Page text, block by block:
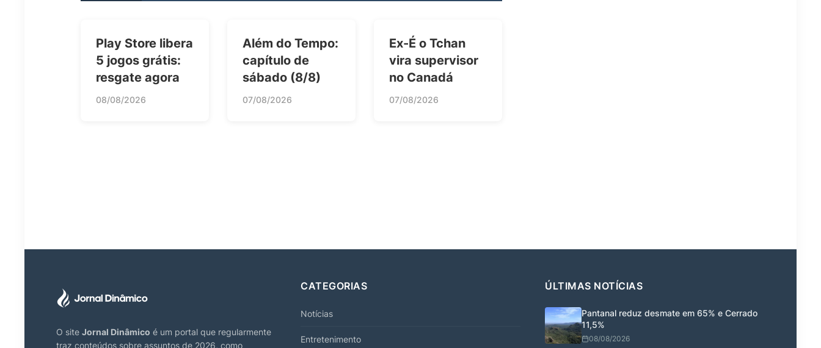
Play Store libera
5 jogos grátis:
resgate agora
08/08/2026
Além do Tempo:
capítulo de
sábado (8/8)
07/08/2026
Ex-É o Tchan
vira supervisor
no Canadá
07/08/2026
O site Jornal Dinâmico é um portal que regularmente
traz conteúdos sobre assuntos de 2026, como
CATEGORIAS
Notícias
Entretenimento
ÚLTIMAS NOTÍCIAS
Pantanal reduz desmate em 65% e Cerrado
11,5%
08/08/2026